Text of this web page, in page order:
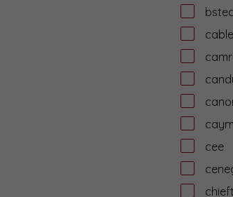
cee